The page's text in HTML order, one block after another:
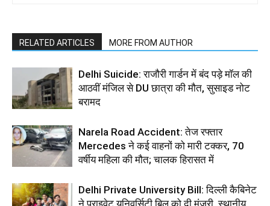
RELATED ARTICLES MORE FROM AUTHOR
Delhi Suicide: राजौरी गार्डन में बंद पड़े मॉल की
आठवीं मंजिल से DU छात्रा की मौत, सुसाइड नोट
बरामद
Narela Road Accident: तेज रफ्तार
Mercedes ने कई वाहनों को मारी टक्कर, 70
वर्षीय महिला की मौत; चालक हिरासत में
Delhi Private University Bill: दिल्ली कैबिनेट
ने प्राइवेट यूनिवर्सिटी बिल को दी मंजूरी, स्थानीय